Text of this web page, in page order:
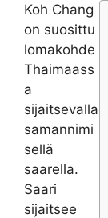
Koh Chang
on suosittu
lomakohde
Thaimaass
a
sijaitsevalla
samannimi
sellä
saarella.
Saari
sijaitsee